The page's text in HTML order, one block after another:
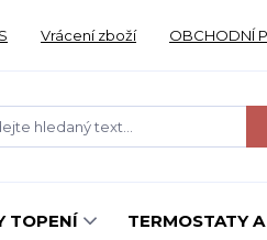
Vrácení zboží OBCHODNÍ
TOPENÍ TERMOSTATY